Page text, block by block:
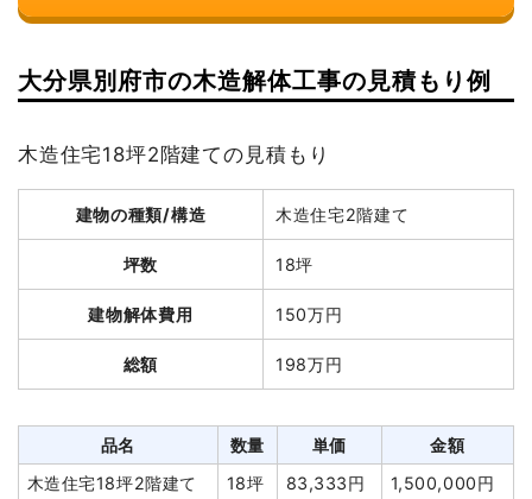
大分県別府市の木造解体工事の見積もり例
木造住宅18坪2階建ての見積もり
建物の種類/構造 木造住宅2階建て
坪数 18坪
建物解体費用 150万円
総額 198万円
品名 数量 単価
金額
木造住宅18坪2階建て
18坪 83,333円
1,500,000円